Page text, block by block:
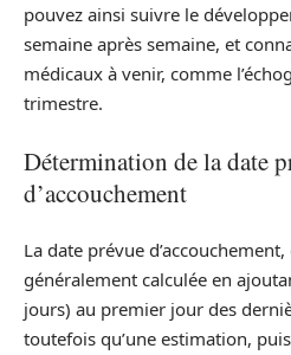
pouvez ainsi suivre le
semaine après semaine, et
médicaux à venir, comme
trimestre.
Détermination de la date
d’accouchement
La date prévue d’accouchement,
généralement calculée en
jours) au premier jour des
toutefois qu’une estimation,